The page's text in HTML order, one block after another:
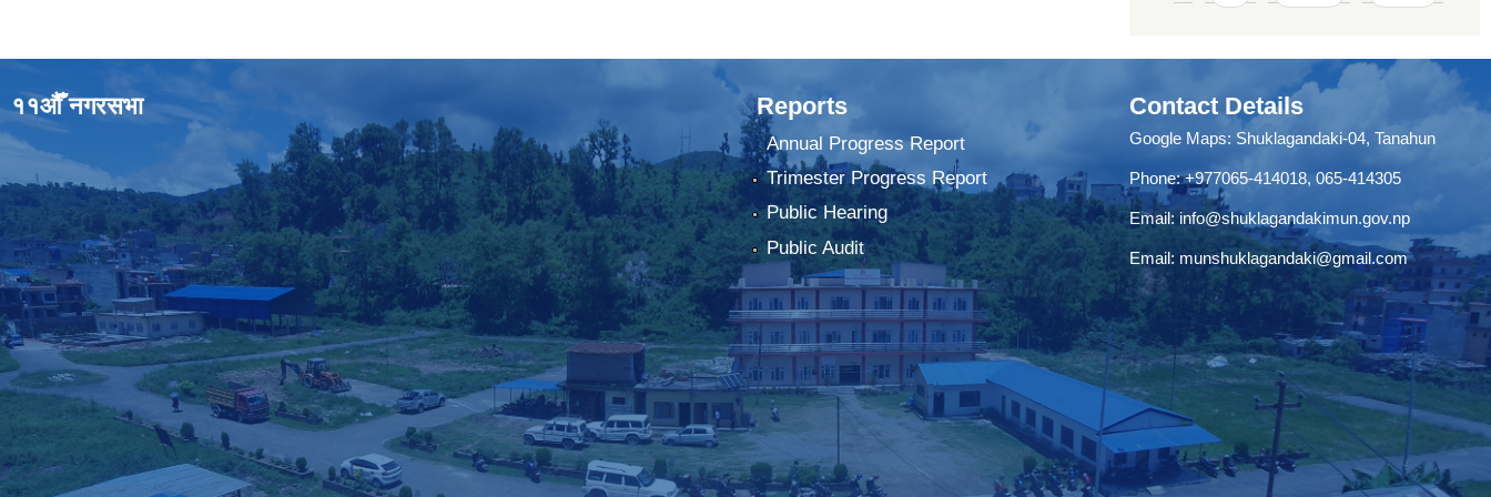
११औँ नगरसभा Reports
Annual Progress Report
Trimester Progress Report
Public Hearing
Public Audit
Contact Details
Google Maps: Shuklagandaki-04, Tanahun
Phone:+977065-414018, 065-414305
Email:info@shuklagandakimun.gov.np
Email: munshuklagandaki@gmail.com